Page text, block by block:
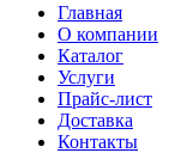
Главная
О компании
Каталог
Услуги
Прайс-лист
Доставка
Контакты